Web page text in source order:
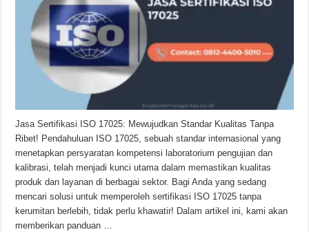
Jasa Sertifikasi ISO 17025: Mewujudkan Standar Kualitas Tanpa
Ribet! Pendahuluan ISO 17025, sebuah standar internasional yang
menetapkan persyaratan kompetensi laboratorium pengujian dan
kalibrasi, telah menjadi kunci utama dalam memastikan kualitas
produk dan layanan di berbagai sektor. Bagi Anda yang sedang
mencari solusi untuk memperoleh sertifikasi ISO 17025 tanpa
kerumitan berlebih, tidak perlu khawatir! Dalam artikel ini, kami akan
memberikan panduan …